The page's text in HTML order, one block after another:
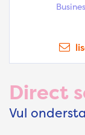
Direct
Vul